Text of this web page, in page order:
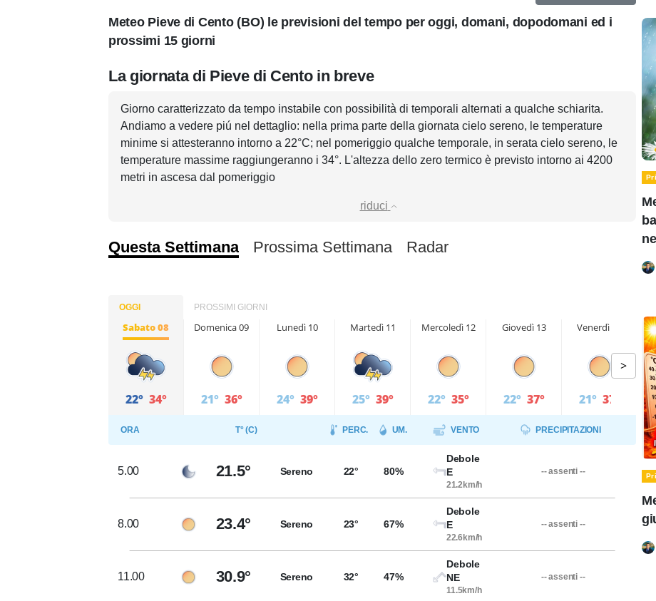
Meteo Pieve di Cento (BO) le previsioni del tempo per oggi, domani, dopodomani ed i
prossimi 15 giorni
La giornata di Pieve di Cento in breve
Giorno caratterizzato da tempo instabile con possibilità di temporali alternati a qualche schiarita.
Andiamo a vedere piú nel dettaglio: nella prima parte della giornata cielo sereno, le temperature
minime si attesteranno intorno a 22°C; nel pomeriggio qualche temporale, in serata cielo sereno, le
temperature massime raggiungeranno i 34°. L'altezza dello zero termico è previsto intorno ai 4200
metri in ascesa dal pomeriggio
riduci
Questa Settimana Prossima Settimana Radar
OGGI PROSSIMI GIORNI
Sabato 08
22° 34°
Domenica 09
21° 36°
Lunedì 10
24° 39°
Martedì 11
25° 39°
Mercoledì 12
22° 35°
Giovedì 13
22° 37°
Venerdì 14
21° 37°
>
ORA T° (C) PERC. UM. VENTO PRECIPITAZIONI
5.00 21.5° Sereno 22° 80%
Debole
E
21.2km/h
-- assenti --
8.00 23.4° Sereno 23° 67%
Debole
E
22.6km/h
-- assenti --
11.00 30.9° Sereno 32° 47%
Debole
NE
11.5km/h
-- assenti --